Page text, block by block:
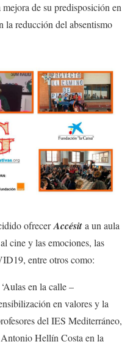
de su predisposición en
la reducción del absentismo
ofrecerAccésita un aula
cine y las emociones, las
entre otros como:
en la calle –
en valores y la
del IES Mediterráneo,
Hellín Costa en la